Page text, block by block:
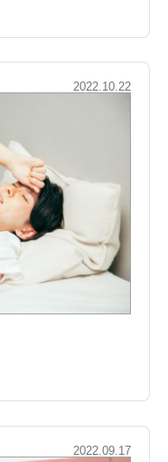
2022.10.22
2022.09.17